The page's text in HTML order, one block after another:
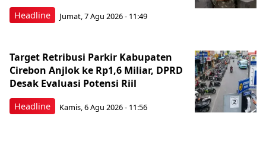
Headline Jumat, 7 Agu 2026 - 11:49
Headline
Target Retribusi Parkir Kabupaten
Cirebon Anjlok ke Rp1,6 Miliar, DPRD
Desak Evaluasi Potensi Riil
Kamis, 6 Agu 2026 - 11:56